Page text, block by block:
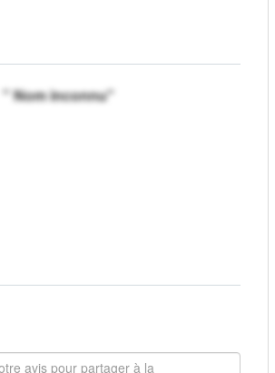
" Nom inconnu"